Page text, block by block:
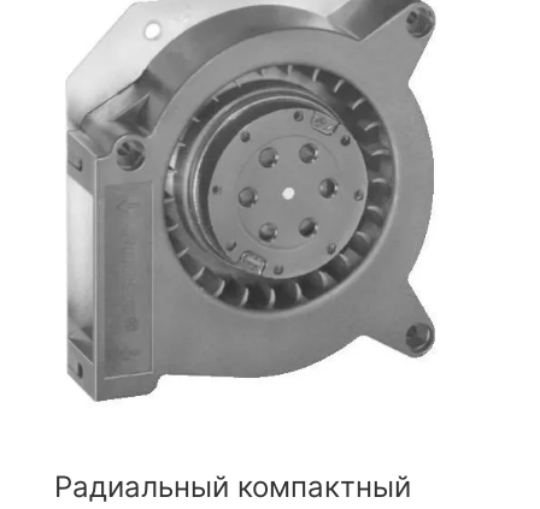
Радиальный компактный